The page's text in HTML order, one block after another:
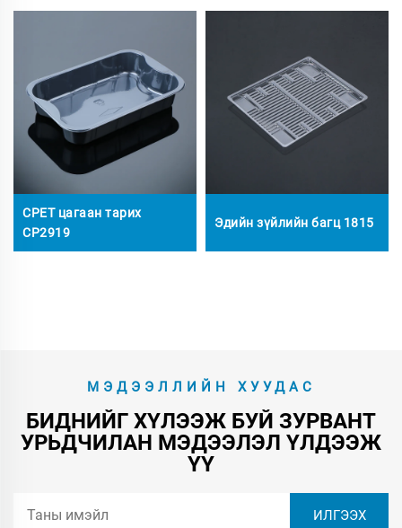
CPET цагаан тарих
CP2919
Эдийн зүйлийн багц 1815
МЭДЭЭЛЛИЙН ХУУДАС
БИДНИЙГ ХҮЛЭЭЖ БУЙ ЗУРВАНТ
УРЬДЧИЛАН МЭДЭЭЛЭЛ ҮЛДЭЭЖ
ҮҮ